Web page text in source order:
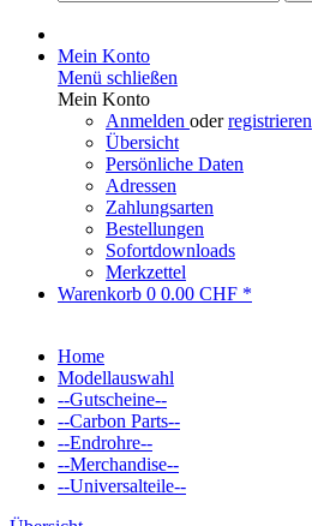
Mein Konto
Menü schließen
Mein Konto
Anmelden oderregistrieren
Übersicht
Persönliche Daten
Adressen
Zahlungsarten
Bestellungen
Sofortdownloads
Merkzettel
Warenkorb 0 0.00 CHF *
Home
Modellauswahl
--Gutscheine--
--Carbon Parts--
--Endrohre--
--Merchandise--
--Universalteile--